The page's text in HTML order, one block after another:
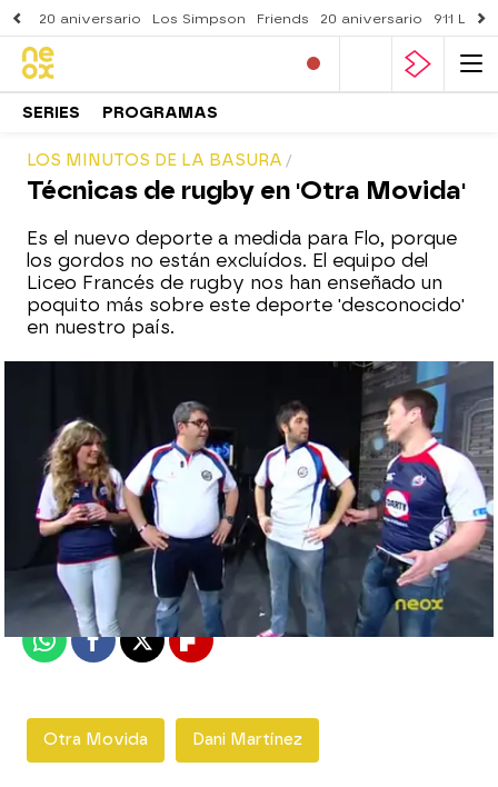
20 aniversario Los Simpson Friends 20 aniversario 911
SERIES PROGRAMAS
LOS MINUTOS DE LA BASURA
Técnicas de rugby en 'Otra Movida'
Es el nuevo deporte a medida para Flo, porque
los gordos no están excluídos. El equipo del
Liceo Francés de rugby nos han enseñado un
poquito más sobre este deporte 'desconocido'
en nuestro país.
neox
Madrid
Publicado: 27 de febrero de 2012, 17:02
WhatsappFacebook
X Flipboard
Otra Movida Dani Martínez